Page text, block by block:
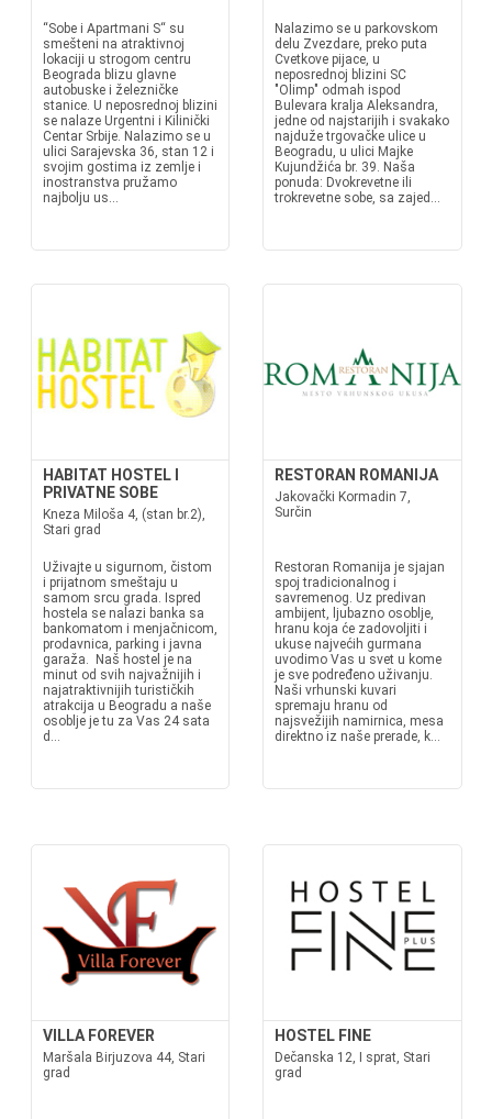
“Sobe i Apartmani S“ su
smešteni na atraktivnoj
lokaciji u strogom centru
Beograda blizu glavne
autobuske i železničke
stanice. U neposrednoj blizini
se nalaze Urgentni i Kilinički
Centar Srbije. Nalazimo se u
ulici Sarajevska 36, stan 12 i
svojim gostima iz zemlje i
inostranstva pružamo
najbolju us...
Nalazimo se u parkovskom
delu Zvezdare, preko puta
Cvetkove pijace, u
neposrednoj blizini SC
"Olimp" odmah ispod
Bulevara kralja Aleksandra,
jedne od najstarijih i svakako
najduže trgovačke ulice u
Beogradu, u ulici Majke
Kujundžića br. 39. Naša
ponuda: Dvokrevetne ili
trokrevetne sobe, sa zajed...
HABITAT HOSTEL I
PRIVATNE SOBE
Kneza Miloša 4, (stan br.2),
Stari grad
Uživajte u sigurnom, čistom
i prijatnom smeštaju u
samom srcu grada. Ispred
hostela se nalazi banka sa
bankomatom i menjačnicom,
prodavnica, parking i javna
garaža. Naš hostel je na
minut od svih najvažnijih i
najatraktivnijih turističkih
atrakcija u Beogradu a naše
osoblje je tu za Vas 24 sata
d...
RESTORAN ROMANIJA
Jakovački Kormadin 7,
Surčin
Restoran Romanija je sjajan
spoj tradicionalnog i
savremenog. Uz predivan
ambijent, ljubazno osoblje,
hranu koja će zadovoljiti i
ukuse najvećih gurmana
uvodimo Vas u svet u kome
je sve podređeno uživanju.
Naši vrhunski kuvari
spremaju hranu od
najsvežijih namirnica, mesa
direktno iz naše prerade, k...
VILLA FOREVER
Maršala Birjuzova 44, Stari
grad
HOSTEL FINE
Dečanska 12, I sprat, Stari
grad